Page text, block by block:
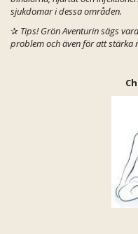
sjukdomar i dessa områden.
✰ Tips! Grön Aventurin sägs
problem och även för att stärka